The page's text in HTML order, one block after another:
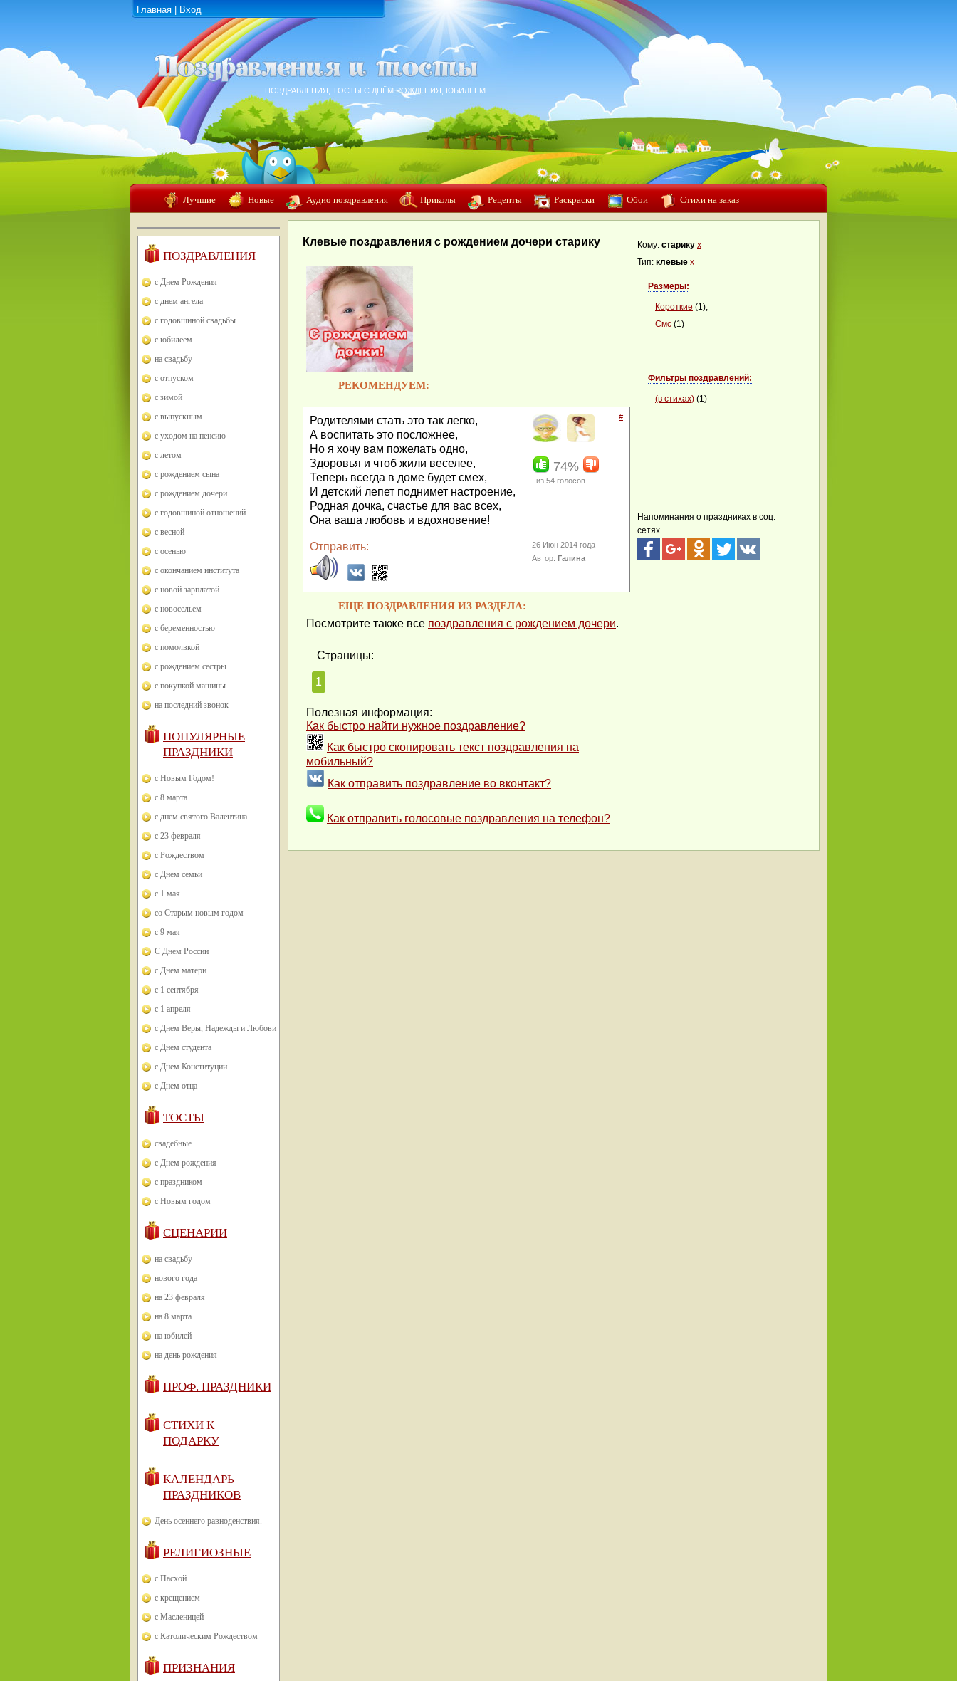
Главная Вход
ПОЗДРАВЛЕНИЯ, ТОСТЫ С ДНЁМ РОЖДЕНИЯ, ЮБИЛЕЕМ
Лучшие Новые Аудио поздравления Приколы Рецепты Раскраски Обои Стихи на заказ
ПОЗДРАВЛЕНИЯ
с Днем Рождения
с днем ангела
с годовщиной свадьбы
с юбилеем
на свадьбу
с отпуском
с зимой
с выпускным
с уходом на пенсию
с летом
с рождением сына
с рождением дочери
с годовщиной отношений
с весной
с осенью
с окончанием института
с новой зарплатой
с новосельем
с беременностью
с помолвкой
с рождением сестры
с покупкой машины
на последний звонок
ПОПУЛЯРНЫЕ
ПРАЗДНИКИ
с Новым Годом!
с 8 марта
с днем святого Валентина
с 23 февраля
с Рождеством
с Днем семьи
с 1 мая
со Старым новым годом
с 9 мая
С Днем России
с Днем матери
с 1 сентября
с 1 апреля
с Днем Веры, Надежды и Любови
с Днем студента
с Днем Конституции
с Днем отца
ТОСТЫ
свадебные
с Днем рождения
с праздником
с Новым годом
СЦЕНАРИИ
на свадьбу
нового года
на 23 февраля
на 8 марта
на юбилей
на день рождения
ПРОФ. ПРАЗДНИКИ
СТИХИ К
ПОДАРКУ
КАЛЕНДАРЬ
ПРАЗДНИКОВ
День осеннего равноденствия.
РЕЛИГИОЗНЫЕ
с Пасхой
с крещением
с Масленицей
с Католическим Рождеством
ПРИЗНАНИЯ
Клевые поздравления с рождением дочери старику
РЕКОМЕНДУЕМ:
Родителями стать это так легко,
А воспитать это посложнее,
Но я хочу вам пожелать одно,
Здоровья и чтоб жили веселее,
Теперь всегда в доме будет смех,
И детский лепет поднимет настроение,
Родная дочка, счастье для вас всех,
Она ваша любовь и вдохновение!
#
74%
из 54 голосов
Отправить:
26 Июн 2014 года
Автор:Галина
ЕЩЕ ПОЗДРАВЛЕНИЯ ИЗ РАЗДЕЛА:
Посмотрите также все поздравления с рождением дочери.
Страницы:
1
Полезная информация:
Как быстро найти нужное поздравление?
Как быстро скопировать текст поздравления на
мобильный?
Как отправить поздравление во вконтакт?
Как отправить голосовые поздравления на телефон?
Кому: старику x
Тип: клевые x
Размеры:
Короткие (1),
Смс (1)
Фильтры поздравлений:
(в стихах) (1)
Напоминания о праздниках в соц.
сетях.